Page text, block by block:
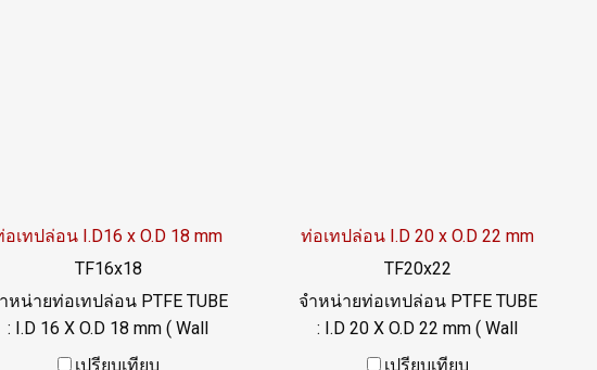
เทปล่อน I.D16 x O.D 18 mm
TF16x18
หน่ายท่อเทปล่อน PTFE TUBE
: I.D 16 X O.D 18 mm ( Wall
Thickness 1 mm) ความแข็ง
เปรียบเทียบ
ท่อเทปล่อน I.D 20 x O.D 22 mm
TF20x22
จำหน่ายท่อเทปล่อน PTFE TUBE
: I.D 20 X O.D 22 mm ( Wall
Thickness 1 mm) ความแข็ง
เปรียบเทียบ